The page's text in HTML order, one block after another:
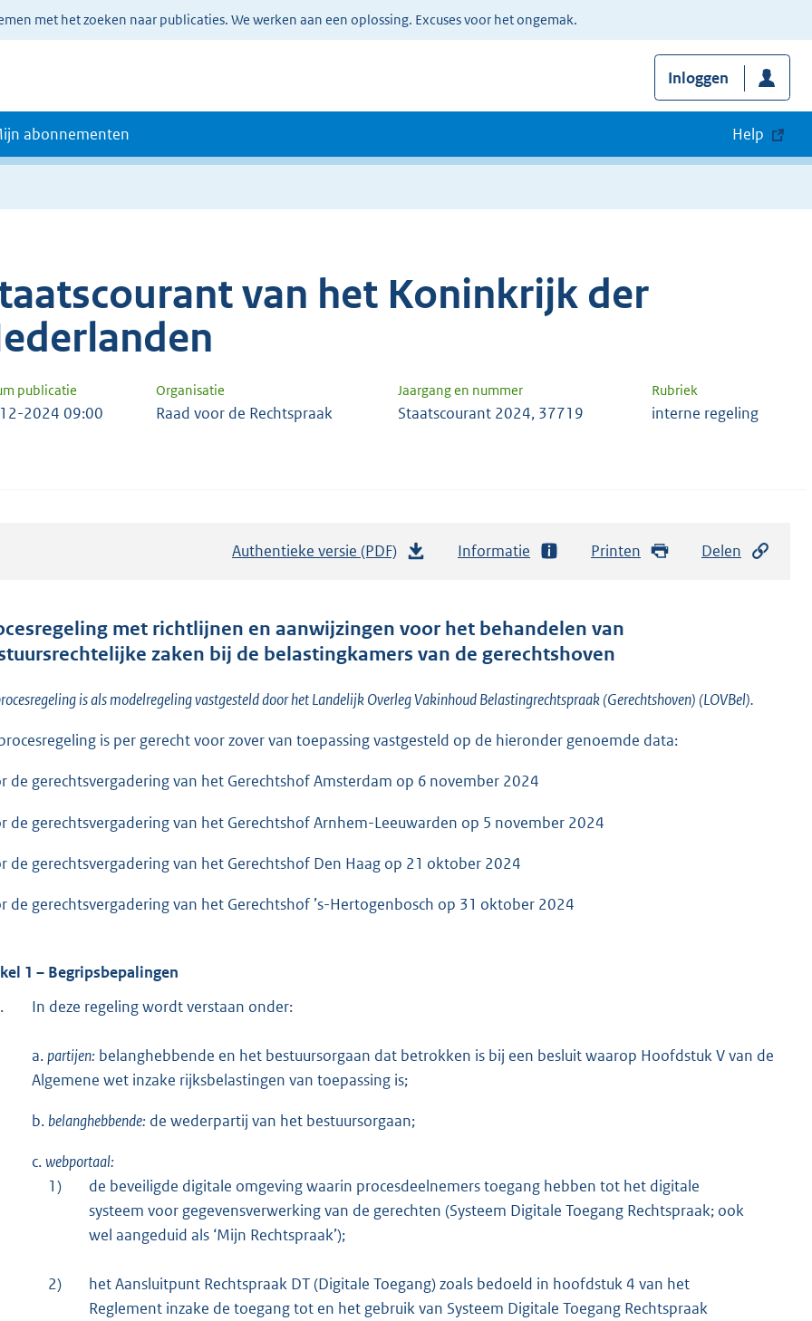
met het zoeken naar publicaties. We werken aan een oplossing. Excuses voor het ongemak.
Inloggen
abonnementen Help
van het Koninkrijk der
publicatie Organisatie Jaargang en nummer Rubriek
2024 09:00 Raad voor de Rechtspraak Staatscourant 2024, 37719 interne regeling
Authentieke versie (PDF)
t
a
d
g
o
t
Informatie Printen Delen
met richtlijnen en aanwijzingen voor het behandelen van
zaken bij de belastingkamers van de gerechtshoven
is als modelregeling vastgesteld door het Landelijk Overleg Vakinhoud Belastingrechtspraak (Gerechtshoven) (LOVBel).
is per gerecht voor zover van toepassing vastgesteld op de hieronder genoemde data:
de gerechtsvergadering van het Gerechtshof Amsterdam op 6 november 2024
de gerechtsvergadering van het Gerechtshof Arnhem-Leeuwarden op 5 november 2024
de gerechtsvergadering van het Gerechtshof Den Haag op 21 oktober 2024
de gerechtsvergadering van het Gerechtshof ’s-Hertogenbosch op 31 oktober 2024
1 – Begripsbepalingen
In deze regeling wordt verstaan onder:
a. partijen: belanghebbende en het bestuursorgaan dat betrokken is bij een besluit waarop Hoofdstuk V van de
Algemene wet inzake rijksbelastingen van toepassing is;
b.belanghebbende: de wederpartij van het bestuursorgaan;
c.webportaal:
1)
de beveiligde digitale omgeving waarin procesdeelnemers toegang hebben tot het digitale
systeem voor gegevensverwerking van de gerechten (Systeem Digitale Toegang Rechtspraak; ook
wel aangeduid als ‘Mijn Rechtspraak’);
2)
het Aansluitpunt Rechtspraak DT (Digitale Toegang) zoals bedoeld in hoofdstuk 4 van het
Reglement inzake de toegang tot en het gebruik van Systeem Digitale Toegang Rechtspraak